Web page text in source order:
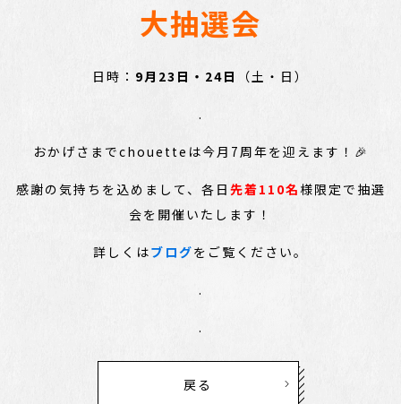
大抽選会
日時： 9月23日・24日 （土・日）
.
おかげさまでchouetteは今月7周年を迎えます！🎉
感謝の気持ちを込めまして、各日 先着110名様限定で抽選
会を開催いたします！
詳しくはブログをご覧ください。
.
.
戻る